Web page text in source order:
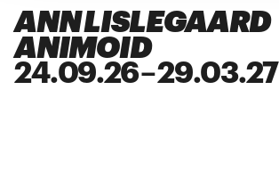
ANN LISLEGAARD
ANIMOID
24.09.26–29.03.27